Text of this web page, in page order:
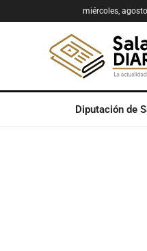
miércoles,
Diputación de